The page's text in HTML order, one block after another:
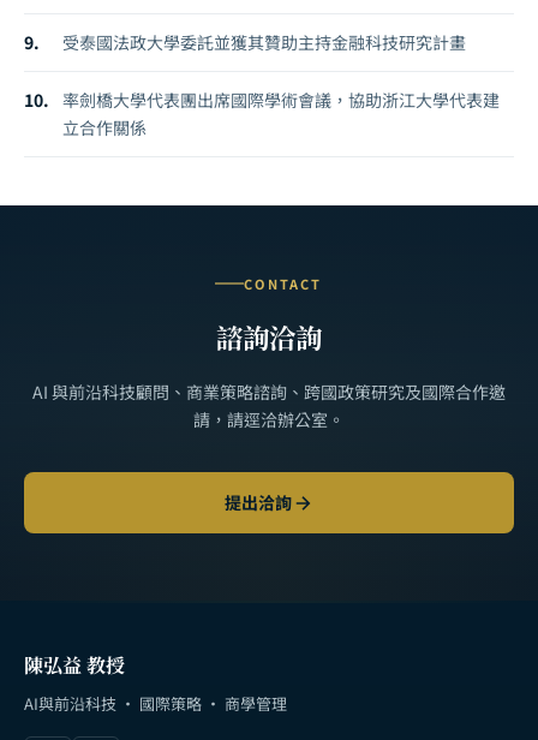
受泰國法政大學委託並獲其贊助主持金融科技研究計畫
率劍橋大學代表團出席國際學術會議，協助浙江大學代表建
立合作關係
CONTACT
諮詢洽詢
AI 與前沿科技顧問、商業策略諮詢、跨國政策研究及國際合作邀
請，請逕洽辦公室。
提出洽詢
陳弘益 教授
AI與前沿科技 · 國際策略 · 商學管理